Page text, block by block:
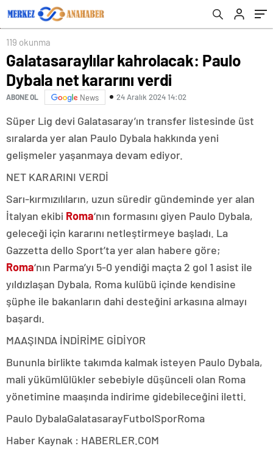
119 okunma
Galatasaraylılar kahrolacak: Paulo
Dybala net kararını verdi
ABONE OL News 24 Aralık 2024 14:02
Süper Lig devi Galatasaray’ın transfer listesinde üst
sıralarda yer alan Paulo Dybala hakkında yeni
gelişmeler yaşanmaya devam ediyor.
NET KARARINI VERDİ
Sarı-kırmızılıların, uzun süredir gündeminde yer alan
İtalyan ekibi Roma‘nın formasını giyen Paulo Dybala,
geleceği için kararını netleştirmeye başladı. La
Gazzetta dello Sport’ta yer alan habere göre;
Roma‘nın Parma’yı 5-0 yendiği maçta 2 gol 1 asist ile
yıldızlaşan Dybala, Roma kulübü içinde kendisine
şüphe ile bakanların dahi desteğini arkasına almayı
başardı.
MAAŞINDA İNDİRİME GİDİYOR
Bununla birlikte takımda kalmak isteyen Paulo Dybala,
mali yükümlülükler sebebiyle düşünceli olan Roma
yönetimine maaşında indirime gidebileceğini iletti.
Paulo DybalaGalatasarayFutbolSporRoma
Haber Kaynak : HABERLER.COM